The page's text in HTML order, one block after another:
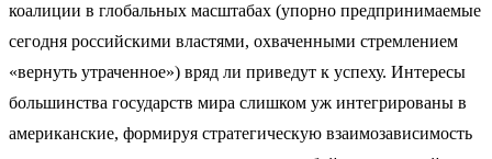
коалиции в глобальных масштабах (упорно предпринимаемые
сегодня российскими властями, охваченными стремлением
«вернуть утраченное») вряд ли приведут к успеху. Интересы
большинства государств мира слишком уж интегрированы в
американские, формируя стратегическую взаимозависимость